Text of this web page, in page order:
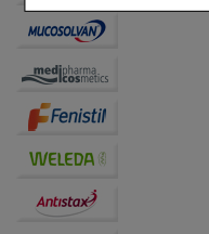
Einkaufserlebnis
beispielsweise für die
Besuchers oder
Verhaltensweisen
anzupassen.
auch auf Ihre
anzuzeigen und
Statistik & Tracking:
Informationen über